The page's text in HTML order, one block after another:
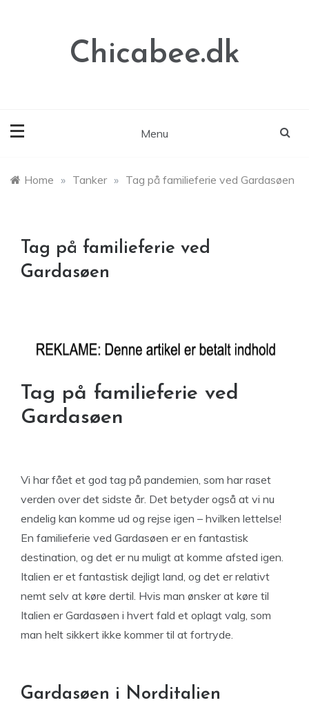
Chicabee.dk
Menu
Home » Tanker » Tag på familieferie ved Gardasøen
Tag på familieferie ved
Gardasøen
Tag på familieferie ved
Gardasøen
Vi har fået et god tag på pandemien, som har raset
verden over det sidste år. Det betyder også at vi nu
endelig kan komme ud og rejse igen – hvilken lettelse!
En familieferie ved Gardasøen er en fantastisk
destination, og det er nu muligt at komme afsted igen.
Italien er et fantastisk dejligt land, og det er relativt
nemt selv at køre dertil. Hvis man ønsker at køre til
Italien er Gardasøen i hvert fald et oplagt valg, som
man helt sikkert ikke kommer til at fortryde.
Gardasøen i Norditalien